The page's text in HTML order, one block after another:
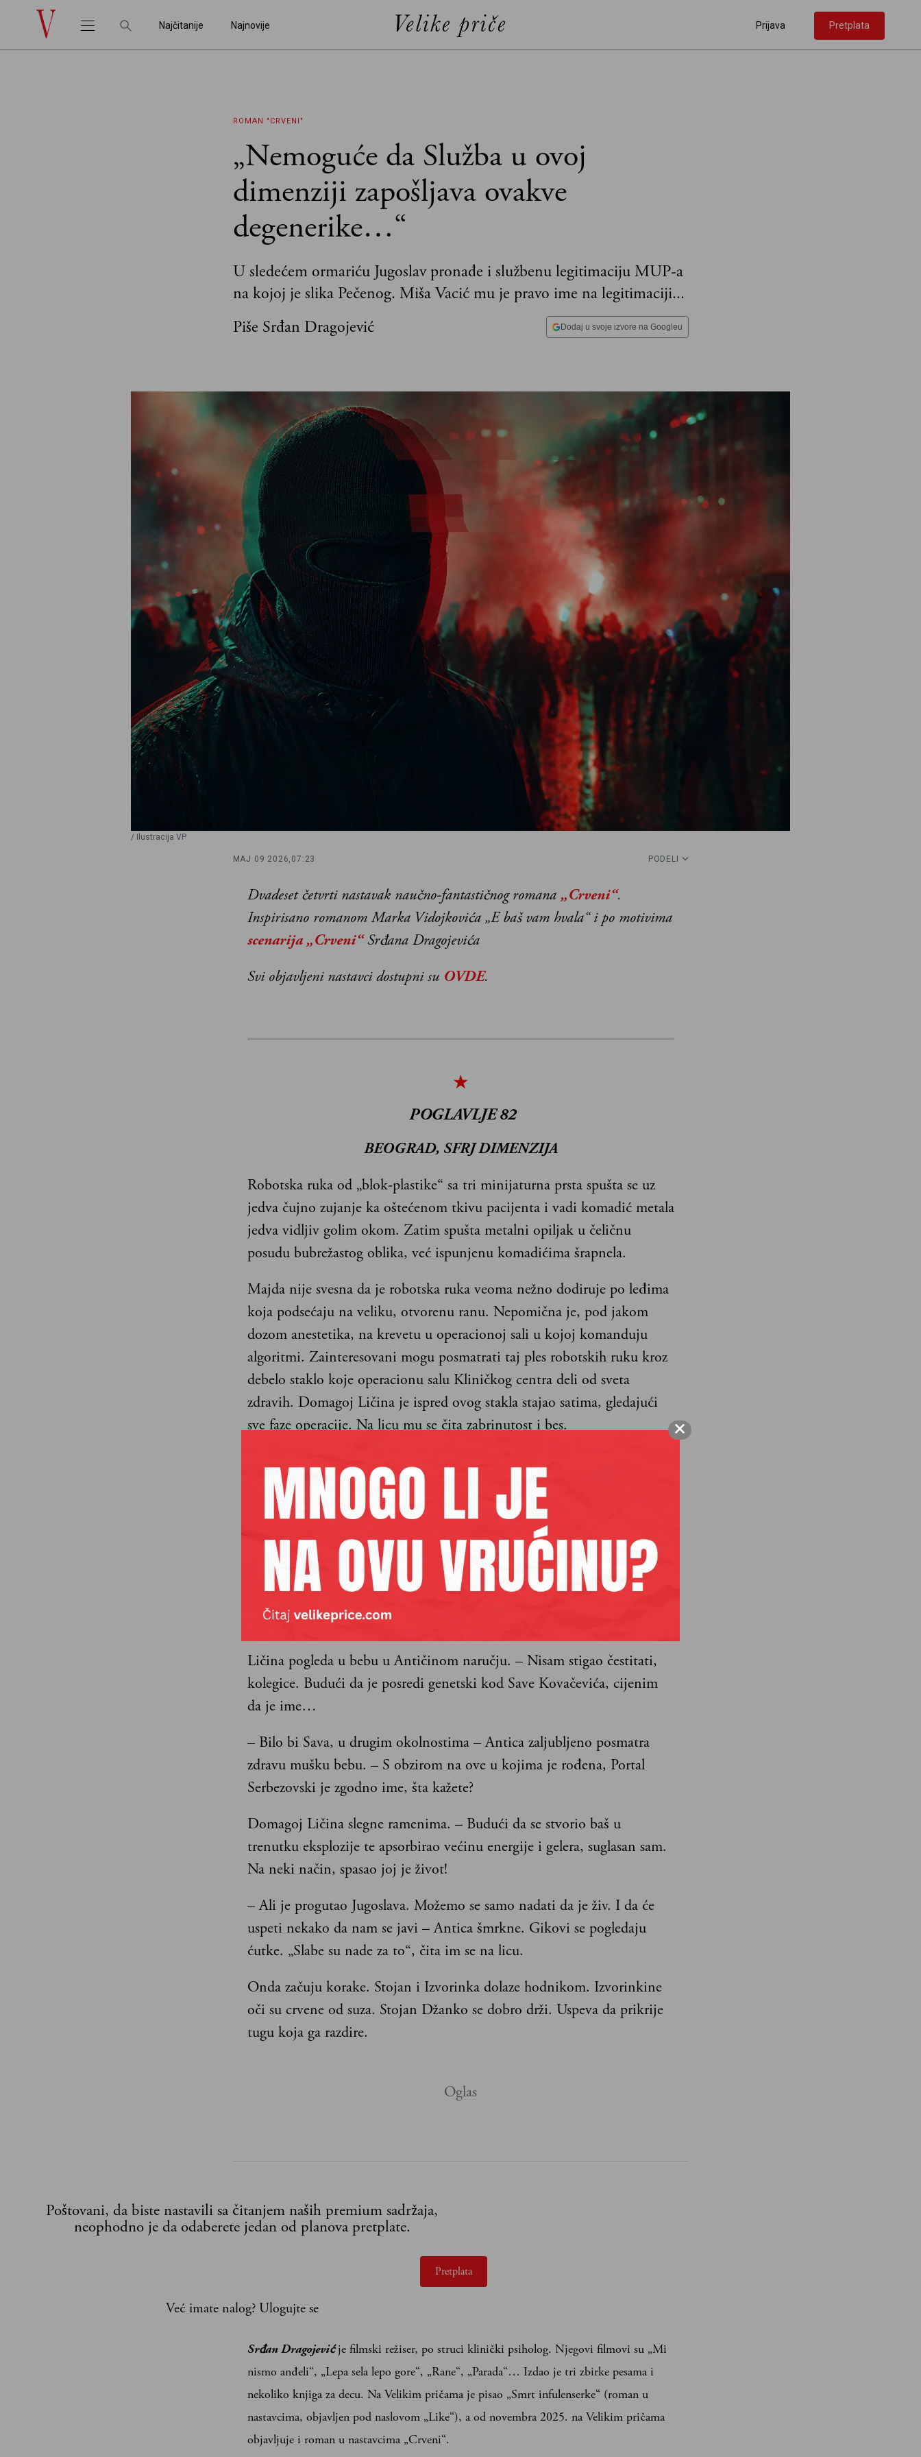
Najčitanije Najnovije Prijava Pretplata
ROMAN "CRVENI"
„Nemoguće da Služba u ovoj
dimenziji zapošljava ovakve
degenerike…“
U sledećem ormariću Jugoslav pronađe i službenu legitimaciju MUP-a
na kojoj je slika Pečenog. Miša Vacić mu je pravo ime na legitimaciji...
Piše Srđan Dragojević
Dodaj u svoje izvore na Googleu
/ Ilustracija VP
MAJ 09 2026, 07:23 PODELI
Dvadeset četvrti nastavak naučno-fantastičnog romana „Crveni“.
Inspirisano romanom Marka Vidojkovića „E baš vam hvala“ i po motivima
scenarija „Crveni“Srđana Dragojevića
Svi objavljeni nastavci dostupni su OVDE.
★
POGLAVLJE 82
BEOGRAD, SFRJ DIMENZIJA
Robotska ruka od „blok-plastike“ sa tri minijaturna prsta spušta se uz
jedva čujno zujanje ka oštećenom tkivu pacijenta i vadi komadić metala
jedva vidljiv golim okom. Zatim spušta metalni opiljak u čeličnu
posudu bubrežastog oblika, već ispunjenu komadićima šrapnela.
Majda nije svesna da je robotska ruka veoma nežno dodiruje po leđima
koja podsećaju na veliku, otvorenu ranu. Nepomična je, pod jakom
dozom anestetika, na krevetu u operacionoj sali u kojoj komanduju
algoritmi. Zainteresovani mogu posmatrati taj ples robotskih ruku kroz
debelo staklo koje operacionu salu Kliničkog centra deli od sveta
zdravih. Domagoj Ličina je ispred ovog stakla stajao satima, gledajući
sve faze operacije. Na licu mu se čita zabrinutost i bes.
Onda začuje plač bebe pa se okrene u pravcu zvuka. Hodnikom ka
njemu idu Kaćanski, Gliga i Antica. Antica u rukama nosi
novorođenče. Kada priđu Ličini, Kaćanski se osmeli: – Hoće li…
– Živa je – suvo odgovara Domagoj.
Gikovi gledaju kroz staklo kako algoritmi sada komanduju
sa ultraljubičastim svetlom i počnu proces ubrzanog zaceljivanja tkiva.
Ličina pogleda u bebu u Antičinom naručju. – Nisam stigao čestitati,
kolegice. Budući da je posredi genetski kod Save Kovačevića, cijenim
da je ime…
– Bilo bi Sava, u drugim okolnostima – Antica zaljubljeno posmatra
zdravu mušku bebu. – S obzirom na ove u kojima je rođena, Portal
Serbezovski je zgodno ime, šta kažete?
Domagoj Ličina slegne ramenima. – Budući da se stvorio baš u
trenutku eksplozije te apsorbirao većinu energije i gelera, suglasan sam.
Na neki način, spasao joj je život!
– Ali je progutao Jugoslava. Možemo se samo nadati da je živ. I da će
uspeti nekako da nam se javi – Antica šmrkne. Gikovi se pogledaju
ćutke. „Slabe su nade za to“, čita im se na licu.
Onda začuju korake. Stojan i Izvorinka dolaze hodnikom. Izvorinkine
oči su crvene od suza. Stojan Džanko se dobro drži. Uspeva da prikrije
tugu koja ga razdire.
Poštovani, da biste nastavili sa čitanjem naših premium sadržaja,
neophodno je da odaberete jedan od planova pretplate.
Pretplata
Već imate nalog? Ulogujte se
Srđan Dragojevićje filmski režiser, po struci klinički psiholog. Njegovi filmovi su „Mi
nismo anđeli“, „Lepa sela lepo gore“, „Rane“, „Parada“… Izdao je tri zbirke pesama i
nekoliko knjiga za decu. Na Velikim pričama je pisao „Smrt infulenserke“ (roman u
nastavcima, objavljen pod naslovom „Like“), a od novembra 2025. na Velikim pričama
objavljuje i roman u nastavcima „Crveni“.